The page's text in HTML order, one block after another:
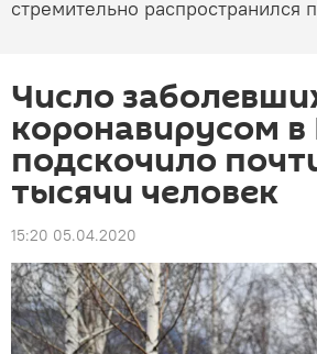
стремительно распространился
Число
коронавирусом в
подскочило
тысячи человек
15:20 05.04.2020